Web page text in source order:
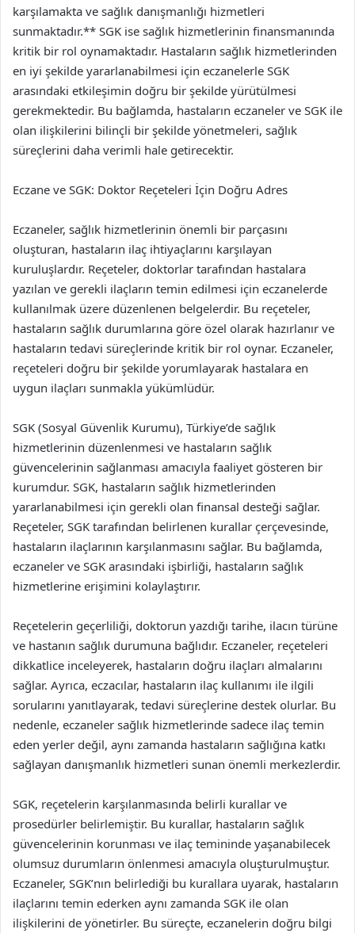
karşılamakta ve sağlık danışmanlığı hizmetleri
sunmaktadır.** SGK ise sağlık hizmetlerinin finansmanında
kritik bir rol oynamaktadır. Hastaların sağlık hizmetlerinden
en iyi şekilde yararlanabilmesi için eczanelerle SGK
arasındaki etkileşimin doğru bir şekilde yürütülmesi
gerekmektedir. Bu bağlamda, hastaların eczaneler ve SGK ile
olan ilişkilerini bilinçli bir şekilde yönetmeleri, sağlık
süreçlerini daha verimli hale getirecektir.
Eczane ve SGK: Doktor Reçeteleri İçin Doğru Adres
Eczaneler, sağlık hizmetlerinin önemli bir parçasını
oluşturan, hastaların ilaç ihtiyaçlarını karşılayan
kuruluşlardır. Reçeteler, doktorlar tarafından hastalara
yazılan ve gerekli ilaçların temin edilmesi için eczanelerde
kullanılmak üzere düzenlenen belgelerdir. Bu reçeteler,
hastaların sağlık durumlarına göre özel olarak hazırlanır ve
hastaların tedavi süreçlerinde kritik bir rol oynar. Eczaneler,
reçeteleri doğru bir şekilde yorumlayarak hastalara en
uygun ilaçları sunmakla yükümlüdür.
SGK (Sosyal Güvenlik Kurumu), Türkiye’de sağlık
hizmetlerinin düzenlenmesi ve hastaların sağlık
güvencelerinin sağlanması amacıyla faaliyet gösteren bir
kurumdur. SGK, hastaların sağlık hizmetlerinden
yararlanabilmesi için gerekli olan finansal desteği sağlar.
Reçeteler, SGK tarafından belirlenen kurallar çerçevesinde,
hastaların ilaçlarının karşılanmasını sağlar. Bu bağlamda,
eczaneler ve SGK arasındaki işbirliği, hastaların sağlık
hizmetlerine erişimini kolaylaştırır.
Reçetelerin geçerliliği, doktorun yazdığı tarihe, ilacın türüne
ve hastanın sağlık durumuna bağlıdır. Eczaneler, reçeteleri
dikkatlice inceleyerek, hastaların doğru ilaçları almalarını
sağlar. Ayrıca, eczacılar, hastaların ilaç kullanımı ile ilgili
sorularını yanıtlayarak, tedavi süreçlerine destek olurlar. Bu
nedenle, eczaneler sağlık hizmetlerinde sadece ilaç temin
eden yerler değil, aynı zamanda hastaların sağlığına katkı
sağlayan danışmanlık hizmetleri sunan önemli merkezlerdir.
SGK, reçetelerin karşılanmasında belirli kurallar ve
prosedürler belirlemiştir. Bu kurallar, hastaların sağlık
güvencelerinin korunması ve ilaç temininde yaşanabilecek
olumsuz durumların önlenmesi amacıyla oluşturulmuştur.
Eczaneler, SGK’nın belirlediği bu kurallara uyarak, hastaların
ilaçlarını temin ederken aynı zamanda SGK ile olan
ilişkilerini de yönetirler. Bu süreçte, eczanelerin doğru bilgi